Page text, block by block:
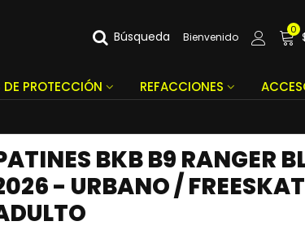
Búsqueda Bienvenido
0
DE PROTECCIÓN REFACCIONES
BKB B9 RANGER
- URBANO /